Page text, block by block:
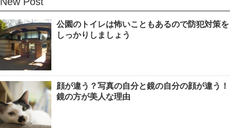
公園のトイレは怖いこともあるので防犯対策を
しっかりしましょう
顔が違う？写真の自分と鏡の自分の顔が違う！
鏡の方が美人な理由